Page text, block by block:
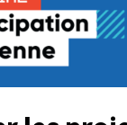
2024
déposés